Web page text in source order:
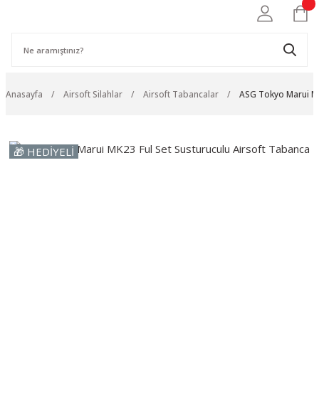
Anasayfa Airsoft Silahlar Airsoft Tabancalar ASG Tokyo Marui
🎁 HEDİYELİ